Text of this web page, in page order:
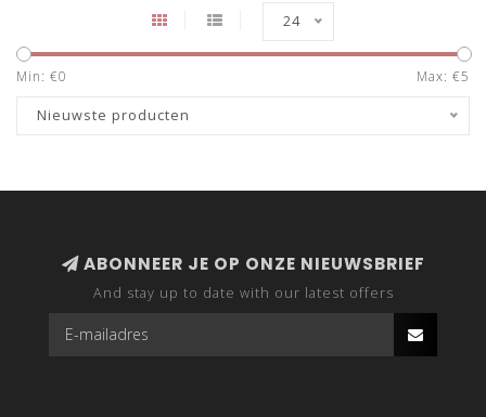
24
Min: €0 Max: €5
Nieuwste producten
ABONNEER JE OP ONZE NIEUWSBRIEF
And stay up to date with our latest offers